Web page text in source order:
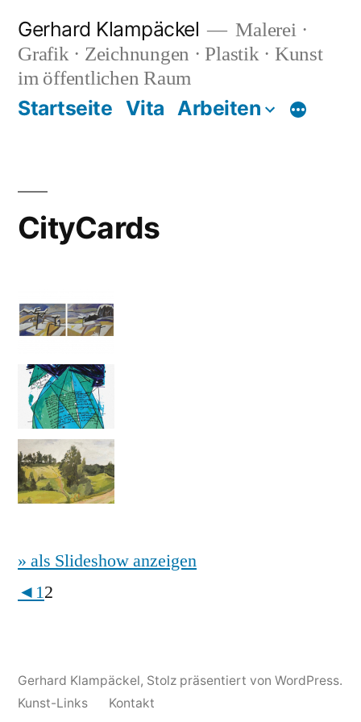
Inhalt
springen
Gerhard Klampäckel
Malerei ·
Grafik · Zeichnungen · Plastik · Kunst
im öffentlichen Raum
Startseite Vita Arbeiten Mehr
CityCards
» als Slideshow anzeigen
◄ 12
Gerhard Klampäckel, Stolz präsentiert von WordPress.
Kunst-Links
Kontakt